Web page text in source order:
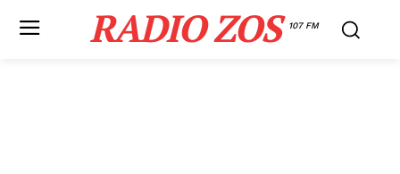
RADIO ZOS 107 FM